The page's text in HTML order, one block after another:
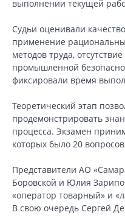
выполнении текущей
Судьи оценивали
применение
методов труда,
промышленной
фиксировали время
Теоретический этап
продемонстрировать
процесса. Экзамен
которых было 20
Представители АО
Боровской и Юлия
«оператор товарный» и
В свою очередь Сергей